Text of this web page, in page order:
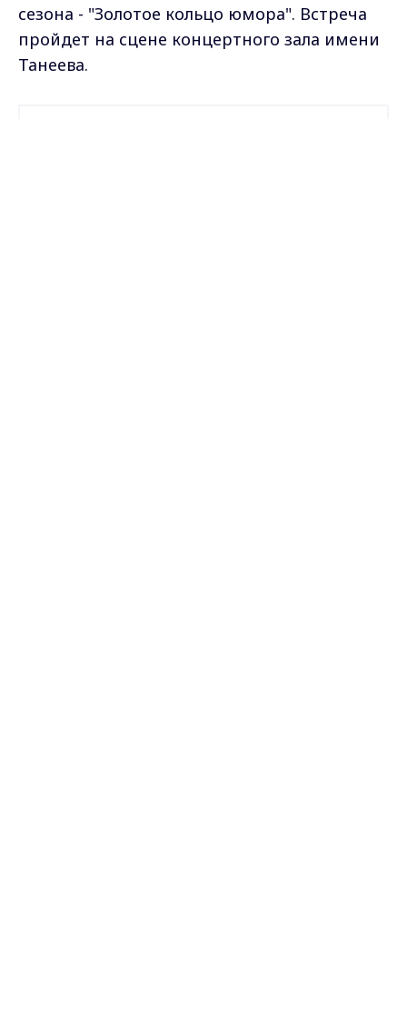
сезона - "Золотое кольцо юмора". Встреча
пройдет на сцене концертного зала имени
Танеева.